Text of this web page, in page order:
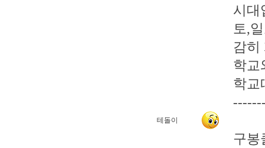
테돌이
시대
토,
감히
학교
학교
구봉